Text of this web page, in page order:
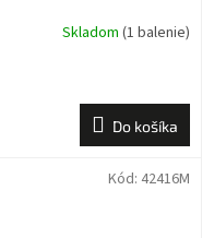
Skladom (1 balenie)
Do košíka
Kód: 42416M